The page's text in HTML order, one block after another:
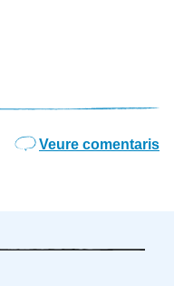
Veure comentaris